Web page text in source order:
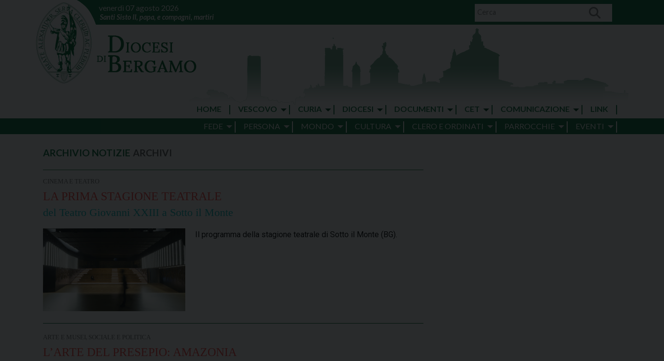
venerdì 07 agosto 2026
Santi Sisto II, papa, e compagni, martiri
HOME VESCOVO CURIA DIOCESI DOCUMENTI CET COMUNICAZIONE
LINK
FEDE
PERSONA MONDO CULTURA CLERO E ORDINATI PARROCCHIE EVENTI
LA PRIMA STAGIONE TEATRALE
del Teatro Giovanni XXIII a Sotto il Monte
Il programma della stagione teatrale di Sotto il Monte (BG).
L’ARTE DEL PRESEPIO: AMAZONIA